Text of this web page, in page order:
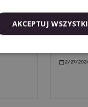
2/27/
AKCEPTUJ